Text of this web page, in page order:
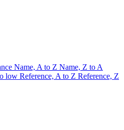
Name, A to Z Name, Z to A
low Reference, A to Z Reference, Z